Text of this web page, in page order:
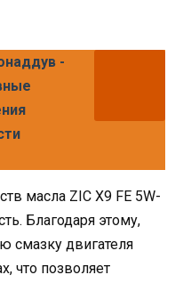
-
масла ZIC X9 FE 5W-
Благодаря этому,
смазку двигателя
что позволяет